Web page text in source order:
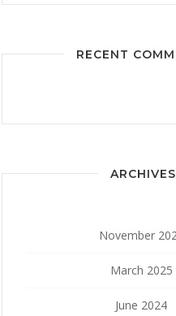
RECENT
ARCHIVES
November
March 2025
June 2024